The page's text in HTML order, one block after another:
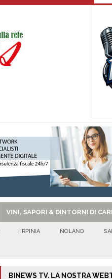
VINI, SAPORI & DINTORNI DI
IRPINIA NOLANO
BINEWS TV. LA NOSTRA